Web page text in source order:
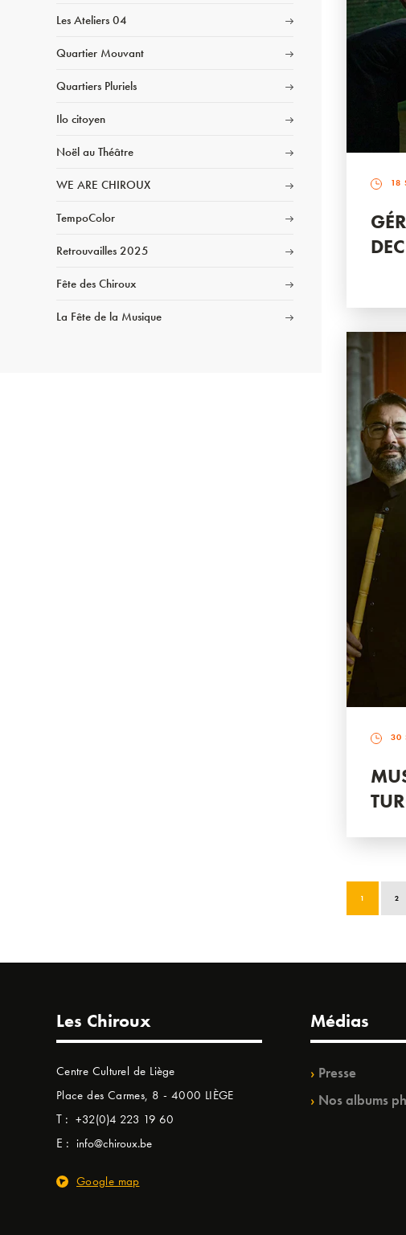
Les Ateliers 04
Quartier Mouvant
Quartiers Pluriels
Ilo citoyen
Noël au Théâtre
WE ARE CHIROUX
TempoColor
Retrouvailles 2025
Fête des Chiroux
La Fête de la Musique
18
30
1 2
Les Chiroux
Centre Culturel de Liège
Place des Carmes, 8 - 4000 LIÈGE
T : +32(0)4 223 19 60
E : info@chiroux.be
Google map
Médias
Presse
Nos albums